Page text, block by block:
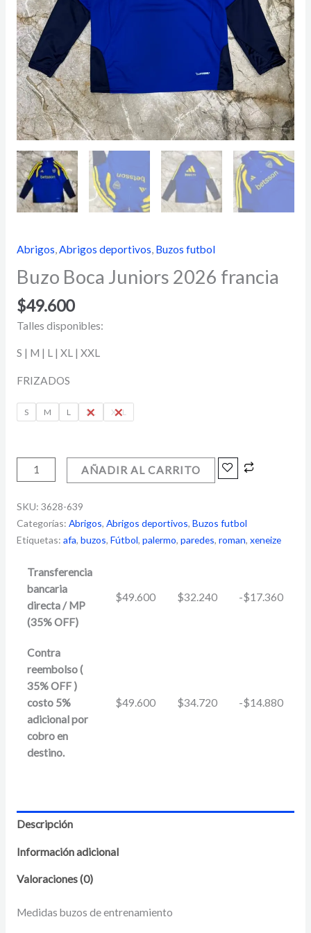
Abrigos,Abrigos deportivos, Buzos futbol
Buzo Boca Juniors 2026 francia
$49.600
Talles disponibles:
S | M | L | XL | XXL
FRIZADOS
S M L XL XXL
AÑADIR AL CARRITO
SKU: 3628-639
Categorías: Abrigos, Abrigos deportivos, Buzos futbol
Etiquetas: afa, buzos, Fútbol, palermo, paredes, roman, xeneize
Transferencia
bancaria
directa / MP
(35% OFF)
$49.600 $32.240 -$17.360
Contra
reembolso (
35% OFF )
costo 5%
adicional por
cobro en
destino.
$49.600 $34.720 -$14.880
Descripción
Información adicional
Valoraciones (0)
Medidas buzos de entrenamiento